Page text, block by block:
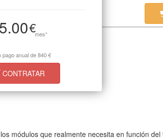
€mes*
pago anual de 840 €
CONTRATAR
módulos que realmente necesita en función